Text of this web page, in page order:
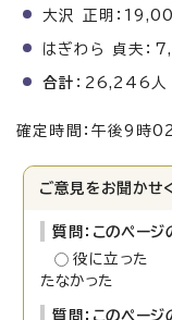
大沢 正明：
はぎわら 貞夫：
合計 ：26,246人
確定時間：午後9時
ご意見をお聞かせ
質問：このペー
役に立った
たなかった
質問：このペー